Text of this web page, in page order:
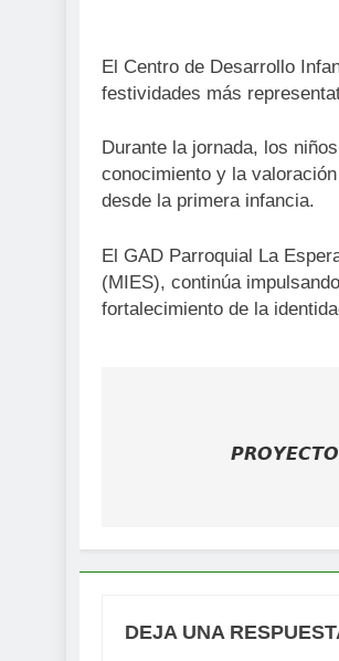
El Centro de Desarrollo
festividades más
Durante la jornada, los
conocimiento y la
desde la primera infancia.
El GAD Parroquial La
(MIES), continúa
fortalecimiento de la
𝙋𝙍𝙊𝙔𝙀𝘾𝙏𝙊
DEJA UNA